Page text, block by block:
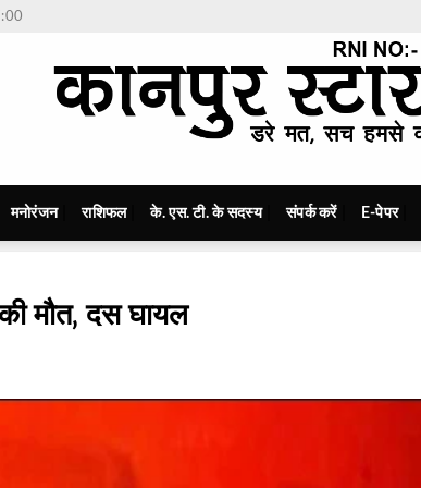
मनोरंजन राशिफल के. एस. टी. के सदस्य संपर्क करें E-पेपर
मौत‚ दस घायल